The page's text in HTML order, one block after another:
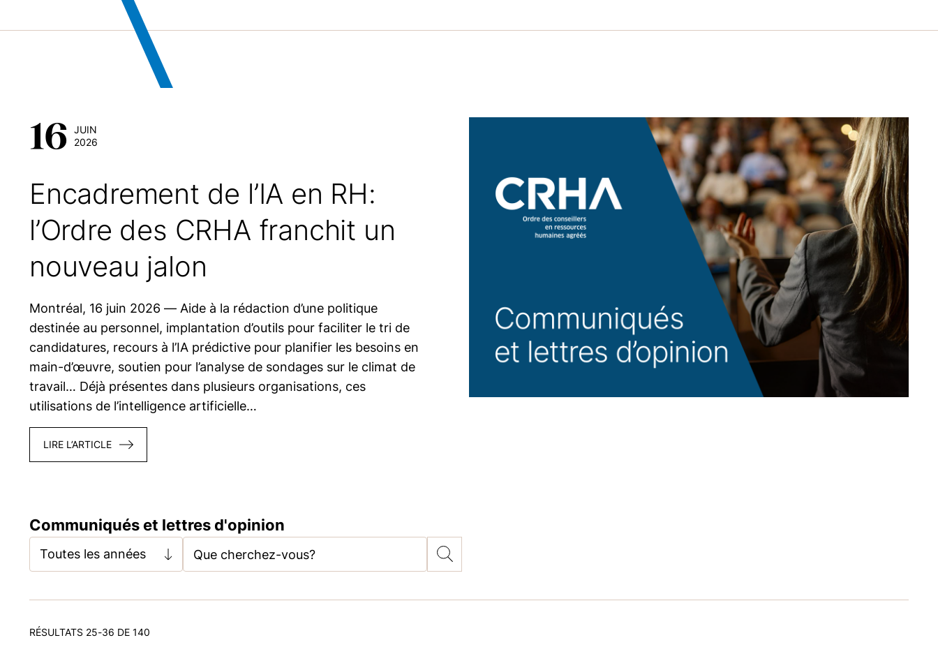
16 JUIN
2026
Encadrement de l’IA en RH:
l’Ordre des CRHA franchit un
nouveau jalon
Montréal, 16 juin 2026 — Aide à la rédaction d’une politique
destinée au personnel, implantation d’outils pour faciliter le tri de
candidatures, recours à l’IA prédictive pour planifier les besoins en
main-d’œuvre, soutien pour l’analyse de sondages sur le climat de
travail… Déjà présentes dans plusieurs organisations, ces
utilisations de l’intelligence artificielle…
LIRE L’ARTICLE
Communiqués et lettres d'opinion
Toutes les années
RÉSULTATS 25-36 DE 140